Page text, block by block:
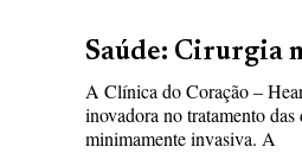
Saúde: Cirurgia
A Clínica do Coração –
inovadora no tratamento
minimamente invasiva. A